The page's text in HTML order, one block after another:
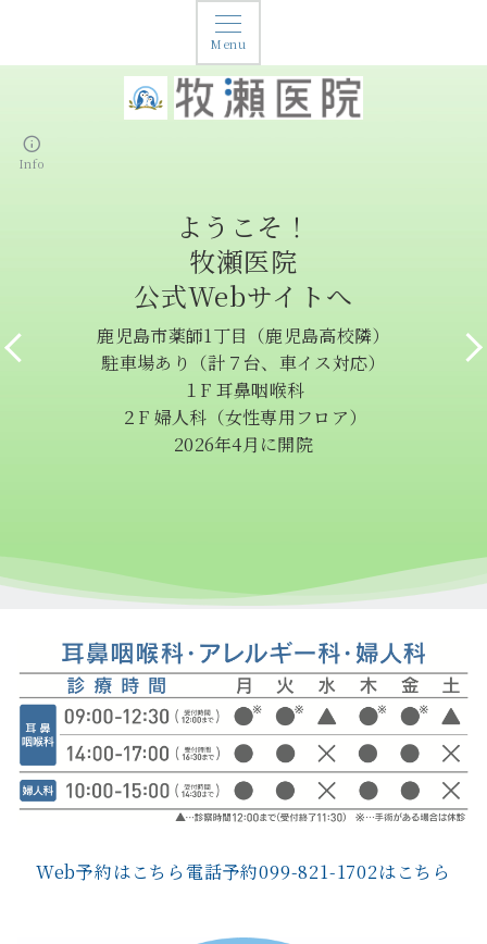
Menu
Info
ようこそ！
牧瀬医院
公式Webサイトへ
鹿児島市薬師1丁目（鹿児島高校隣）
駐車場あり（計７台、車イス対応）
１F 耳鼻咽喉科
２F 婦人科（女性専用フロア）
2026年4月に開院
【診療科】
耳鼻咽喉科
アレルギー科
婦人科
当院は「予約制」です
便利なWeb予約をご利用ください
電話やLINEでのご連絡もOK
鼻の調子はどうですか？
「鼻がつまる」
「匂いがわからない」
「頭や顔が痛くなる」
「鼻水が止まらない」
鼻の機能は
あなたのQuality of Lifeに
影響します
慢性鼻副鼻腔炎
鼻中隔弯曲症
肥厚性鼻炎
アレルギー性鼻炎
花粉症
鼻の困りごと、ご相談ください
耳鼻咽喉科・アレルギー科の
専門医が対応します
薬で解決しない
鼻の困り事に
『日帰り』鼻の手術
という選択肢
日帰り「内視鏡下鼻副鼻腔手術」
最新の手術機器を完備
全身麻酔・局所麻酔とも対応可
長年、大学や市中の病院で鼻科手術を
行ってきた院長が手術を行います
「こども」から
「おとな」まで
女性の一生に
寄り添う医療を
産婦人科・女性ヘルスケアの
女性専門医が
診療を行なっております
充実した
「時」を過ごすために
女性特有の困り事
ご相談ください
生理・更年期のお悩み
デリケートゾーンの違和感
困りごとありませんか？
小学・中学・高校
大学・専門学校
全ての女学生の皆さん
生理のお悩み
ありませんか？
学校生活、部活、受験など
大切な「時」を快適に過ごせるよう
サポートします
婦人科は
女性専用フロアで
診療しています
女性医師と
女性スタッフが
あなたの悩み事に
寄り添います
Web予約はこちら電話予約099-821-1702はこちら